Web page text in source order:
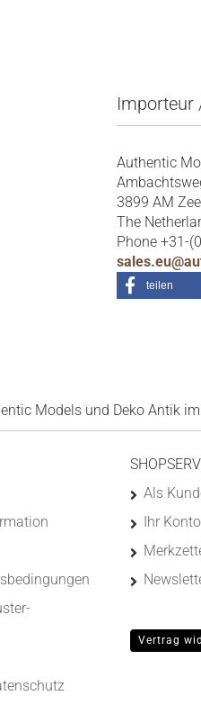
Importeur
Authentic
3899 AM
The
Phone +31-
teilen
Models und Deko Antik
Als
Ihr Konto
Vertrag